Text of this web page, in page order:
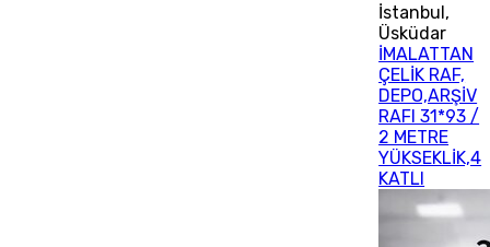
İstanbul,
Üsküdar
İMALATTAN
ÇELİK RAF,
DEPO,ARŞİV
RAFI 31*93 /
2 METRE
YÜKSEKLİK,4
KATLI